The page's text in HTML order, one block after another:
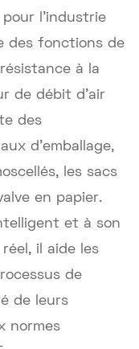
l'industrie
des fonctions de
à la
de débit d'air
des
d'emballage,
les sacs
en papier.
et à son
il aide les
de
de leurs
normes